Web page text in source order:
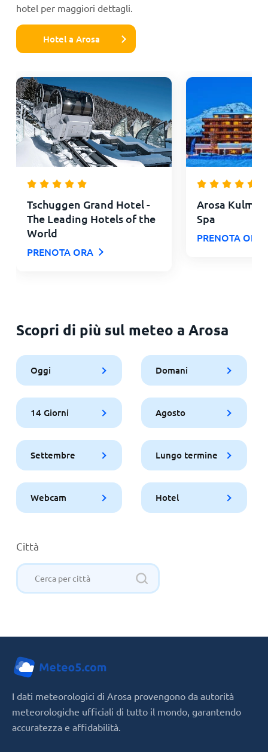
hotel per maggiori dettagli.
Hotel a Arosa
Tschuggen Grand Hotel -
The Leading Hotels of the
World
PRENOTA ORA
Arosa Kulm
Spa
PRENOTA ORA
Scopri di più sul meteo a Arosa
Oggi Domani
14 Giorni Agosto
Settembre Lungo termine
Webcam Hotel
Città
I dati meteorologici di Arosa provengono da autorità
meteorologiche ufficiali di tutto il mondo, garantendo
accuratezza e affidabilità.